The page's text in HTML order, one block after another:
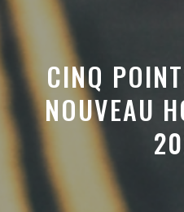
CINQ
NOUVEAU